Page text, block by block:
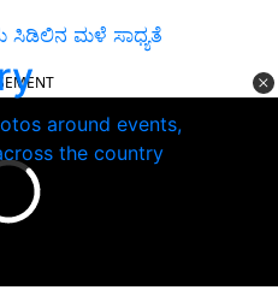
around events,
the country
ಸಿಡಿಲಿನ ಮಳೆ ಸಾಧ್ಯತೆ